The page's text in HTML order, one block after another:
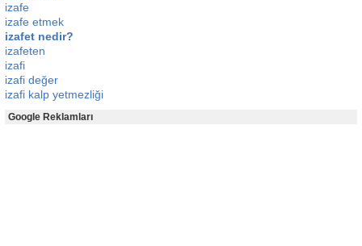
izafe
izafe etmek
izafet nedir?
izafeten
izafi
izafi değer
izafi kalp yetmezliği
Google Reklamları